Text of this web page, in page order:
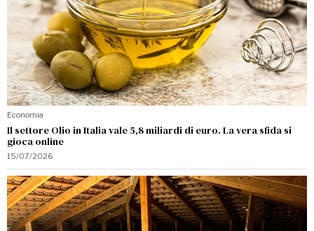
Economia
Il settore Olio in Italia vale 5,8 miliardi di euro. La vera sfida si
gioca online
15/07/2026